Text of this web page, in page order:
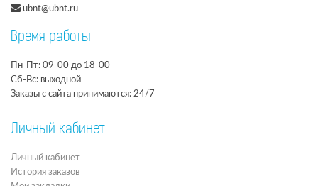
ubnt@ubnt.ru
Время работы
Пн-Пт: 09-00 до 18-00
Сб-Вс: выходной
Заказы с сайта принимаются: 24/7
Личный кабинет
Личный кабинет
История заказов